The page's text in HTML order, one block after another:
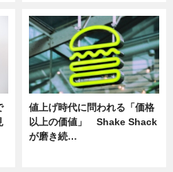
値上げ時代に問われる「価格
以上の価値」 Shake Shack
が磨き続…